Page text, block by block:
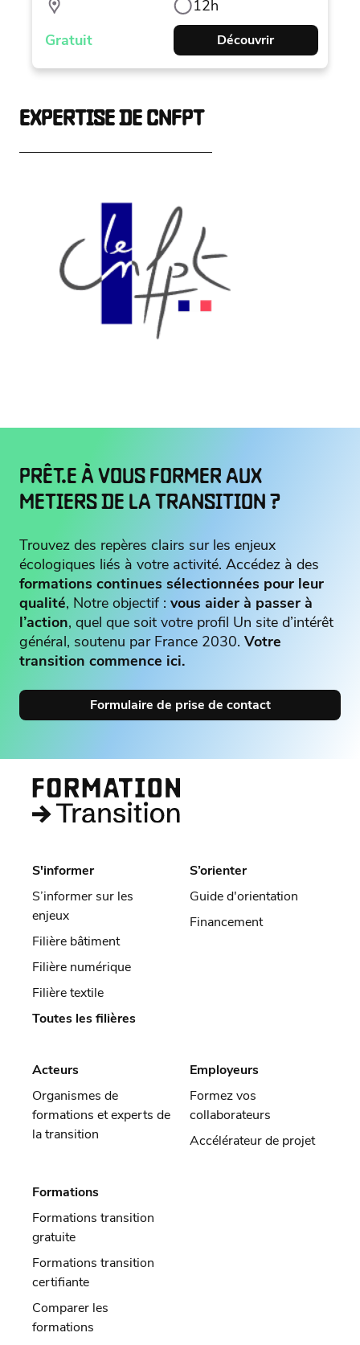
12h
Gratuit
Découvrir
EXPERTISE DE CNFPT
PRÊT.E À VOUS FORMER AUX
METIERS DE LA TRANSITION ?
Trouvez des repères clairs sur les enjeux
écologiques liés à votre activité. Accédez à des
formations continues sélectionnées pour leur
qualité, Notre objectif : vous aider à passer à
l’action, quel que soit votre profil Un site d’intérêt
général, soutenu par France 2030. Votre
transition commence ici.
Formulaire de prise de contact
S'informer
S’informer sur les
enjeux
Filière bâtiment
Filière numérique
Filière textile
Toutes les filières
S’orienter
Guide d'orientation
Financement
Acteurs
Organismes de
formations et experts de
la transition
Employeurs
Formez vos
collaborateurs
Accélérateur de projet
Formations
Formations transition
gratuite
Formations transition
certifiante
Comparer les
formations